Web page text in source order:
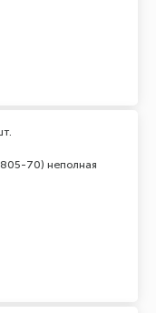
70) неполная